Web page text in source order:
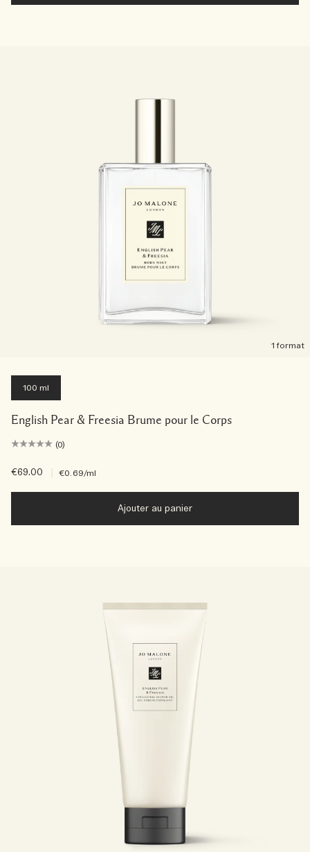
1 format
100 ml
English Pear & Freesia Brume pour le Corps
(0)
€69.00 €0.69/ml
Ajouter au panier